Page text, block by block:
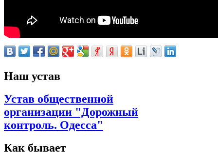
Наш устав
Устав общественной
организации "Дорожный
контроль. Одесса"
Как бывает